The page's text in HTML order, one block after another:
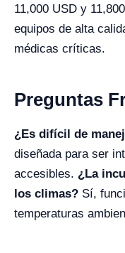
11,000 USD y
equipos de alta
médicas críticas.
Preguntas
¿Es difícil de
diseñada para ser
accesibles. ¿La
los climas? Sí,
temperaturas